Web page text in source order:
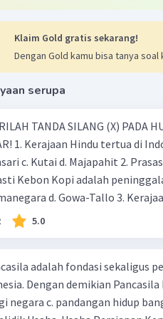
Beri Rating·0.0(0)
Klaim Gold gratis sekarang!
Dengan Gold kamu bisa tanya
serupa
TANDA SILANG (X) PADA
1. Kerajaan Hindu tertua di
c. Kutai d. Majapahit 2.
Kebon Kopi adalah
d. Gowa-Tallo 3.
pada masa pemerintahan ….
Tirtayasa d. Sultan Hasanudin
kerajaan Islam, kecuali …
d. Pondok Pesantren 6.
…. a. Permaisuri
5.0
adalah fondasi sekaligus
Dengan demikian Pancasila
negara c. pandangan hidup